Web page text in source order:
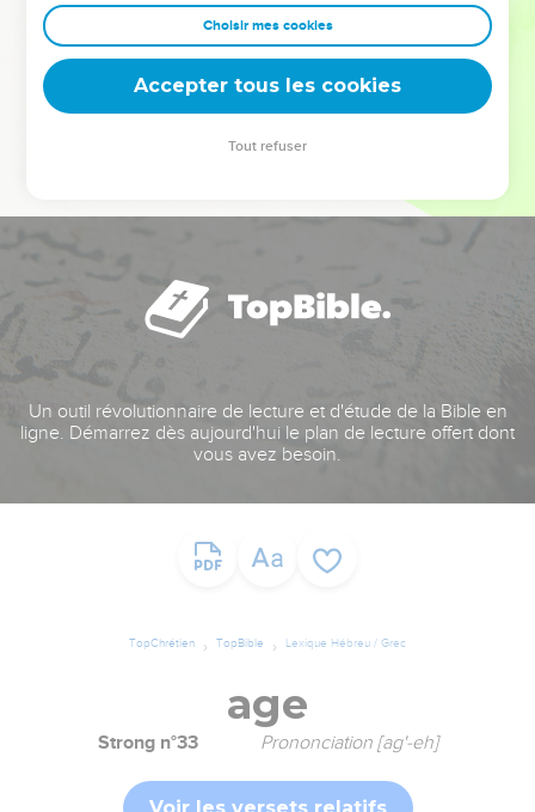
clés pour avancer avec plus de sagesse afin que leurs erreurs
deviennent vos tremplins. Que vous guidiez un ministère, une
équipe, un groupe ou une famille, leur expérience est faite
Un outil révolutionnaire de lecture et d'étude de la Bible en
ligne. Démarrez dès aujourd'hui le plan de lecture offert dont
vous avez besoin.
TopChrétien TopBible Lexique Hébreu / Grec
age
Strong n°33 Prononciation [ag'-eh]
Choisir mes cookies
Accepter tous les cookies
Tout refuser